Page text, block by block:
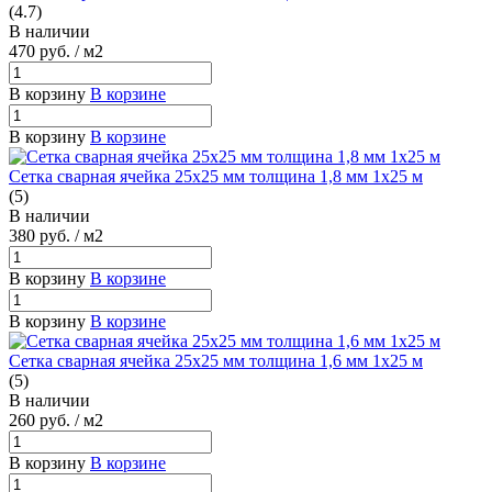
(4.7)
В наличии
470 руб. / м2
В корзину В корзине
В корзину В корзине
Сетка сварная ячейка 25х25 мм толщина 1,8 мм 1х25 м
(5)
В наличии
380 руб. / м2
В корзину В корзине
В корзину В корзине
Сетка сварная ячейка 25х25 мм толщина 1,6 мм 1х25 м
(5)
В наличии
260 руб. / м2
В корзину В корзине